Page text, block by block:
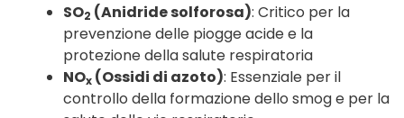
SO2 (Anidride solforosa): Critico per la
prevenzione delle piogge acide e la
protezione della salute respiratoria
NOx (Ossidi di azoto): Essenziale per il
controllo della formazione dello smog e per la